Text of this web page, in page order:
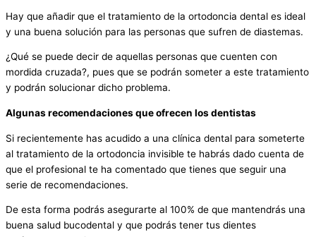
Hay que añadir que el tratamiento de la ortodoncia dental es ideal
y una buena solución para las personas que sufren de diastemas.
¿Qué se puede decir de aquellas personas que cuenten con
mordida cruzada?, pues que se podrán someter a este tratamiento
y podrán solucionar dicho problema.
Algunas recomendaciones que ofrecen los dentistas
Si recientemente has acudido a una clínica dental para someterte
al tratamiento de la ortodoncia invisible te habrás dado cuenta de
que el profesional te ha comentado que tienes que seguir una
serie de recomendaciones.
De esta forma podrás asegurarte al 100% de que mantendrás una
buena salud bucodental y que podrás tener tus dientes